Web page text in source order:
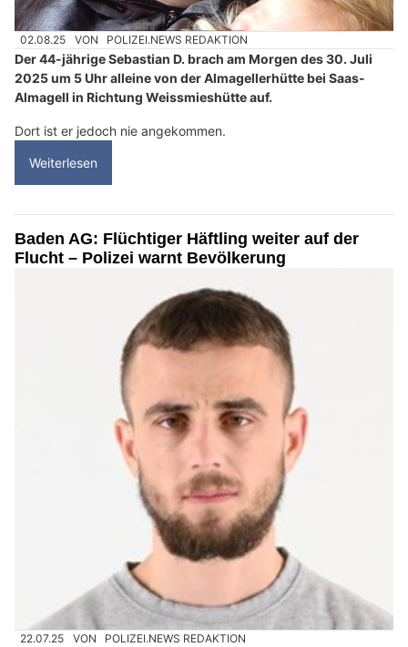
02.08.25 VON POLIZEI.NEWS REDAKTION
Der 44-jährige Sebastian D. brach am Morgen des 30. Juli
2025 um 5 Uhr alleine von der Almagellerhütte bei Saas-
Almagell in Richtung Weissmieshütte auf.
Dort ist er jedoch nie angekommen.
Weiterlesen
Baden AG: Flüchtiger Häftling weiter auf der
Flucht – Polizei warnt Bevölkerung
22.07.25 VON POLIZEI.NEWS REDAKTION